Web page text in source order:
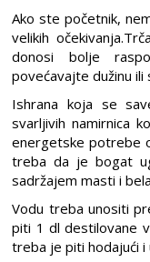
Ako ste početnik,
velikih
donosi bolje
povećavajte dužinu ili
Ishrana koja se
svarljivih namirnica
energetske potrebe
treba da je bogat
sadržajem masti i
Vodu treba unositi
piti 1 dl destilovane
treba je piti hodajući i